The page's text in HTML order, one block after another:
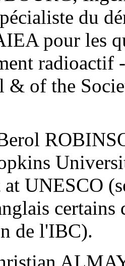
du
pour les
& of the
UNESCO
certains
de l'IBC).